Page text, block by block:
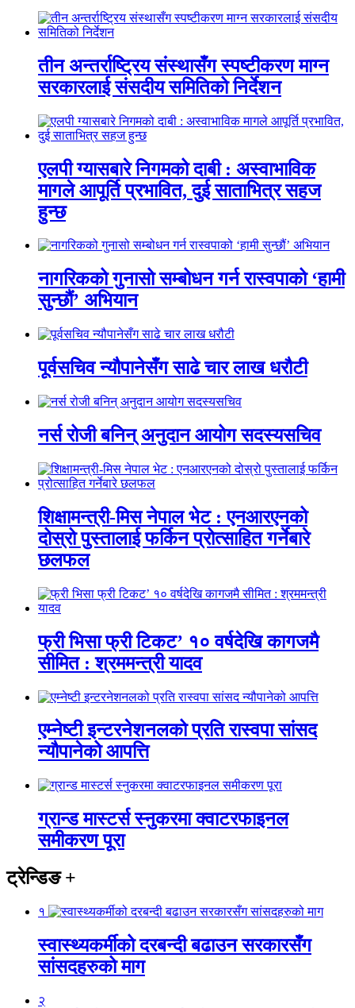
तीन अन्तर्राष्ट्रिय संस्थासँग स्पष्टीकरण माग्न
सरकारलाई संसदीय समितिको निर्देशन
एलपी ग्यासबारे निगमको दाबी : अस्वाभाविक
मागले आपूर्ति प्रभावित, दुई साताभित्र सहज
हुन्छ
नागरिकको गुनासो सम्बोधन गर्न रास्वपाको ‘हामी
सुन्छौं’ अभियान
पूर्वसचिव न्यौपानेसँग साढे चार लाख धरौटी
नर्स रोजी बनिन् अनुदान आयोग सदस्यसचिव
शिक्षामन्त्री-मिस नेपाल भेट : एनआरएनको
दोस्रो पुस्तालाई फर्किन प्रोत्साहित गर्नेबारे
छलफल
फ्री भिसा फ्री टिकट’ १० वर्षदेखि कागजमै
सीमित : श्रममन्त्री यादव
एम्नेष्टी इन्टरनेशनलको प्रति रास्वपा सांसद
न्यौपानेको आपत्ति
ग्रान्ड मास्टर्स स्नुकरमा क्वाटरफाइनल
समीकरण पूरा
ट्रेन्डिङ+
१
स्वास्थ्यकर्मीको दरबन्दी बढाउन सरकारसँग
सांसदहरुको माग
२